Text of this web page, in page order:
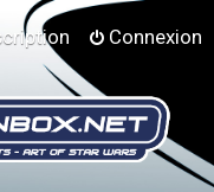
Connexion